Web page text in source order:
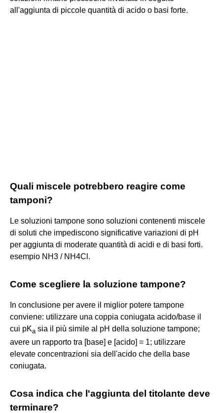
all'aggiunta di piccole quantità di acido o basi forte.
Quali miscele potrebbero reagire come
tamponi?
Le soluzioni tampone sono soluzioni contenenti miscele
di soluti che impediscono significative variazioni di pH
per aggiunta di moderate quantità di acidi e di basi forti.
esempio NH3 / NH4Cl.
Come scegliere la soluzione tampone?
In conclusione per avere il miglior potere tampone
conviene: utilizzare una coppia coniugata acido/base il
cui pKa sia il più simile al pH della soluzione tampone;
avere un rapporto tra [base] e [acido] = 1; utilizzare
elevate concentrazioni sia dell'acido che della base
coniugata.
Cosa indica che l'aggiunta del titolante deve
terminare?